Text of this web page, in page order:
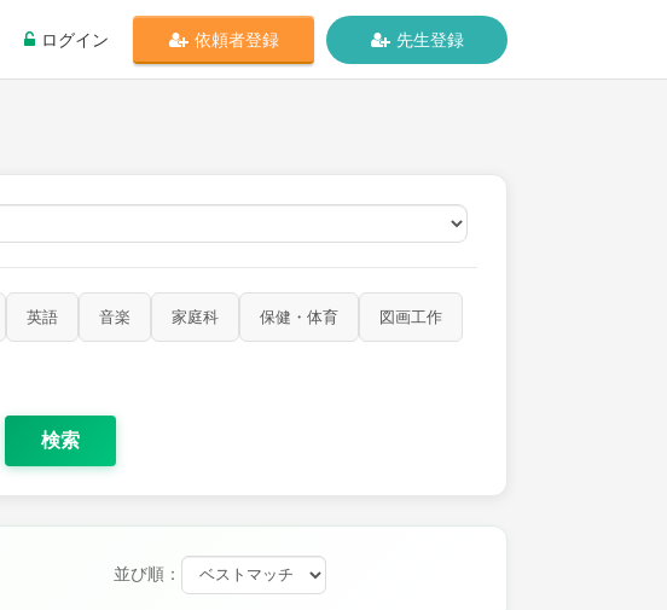
ログイン 依頼者登録 先生登録
英語 音楽 家庭科 保健・体育 図画工作
検索
並び順：